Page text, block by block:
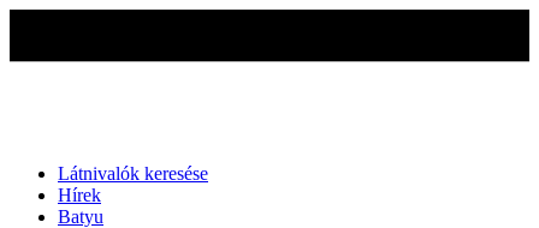
Látnivalók keresése
Hírek
Batyu